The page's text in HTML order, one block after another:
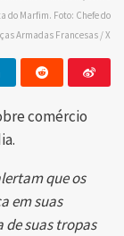
do Marfim. Foto: Chefe do
Armadas Francesas / X
comércio
que os
em suas
suas tropas